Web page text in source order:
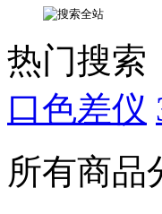
热门搜索
口色差仪
所有商品